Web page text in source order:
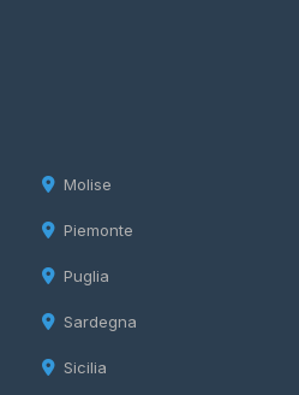
Molise
Piemonte
Puglia
Sardegna
Sicilia